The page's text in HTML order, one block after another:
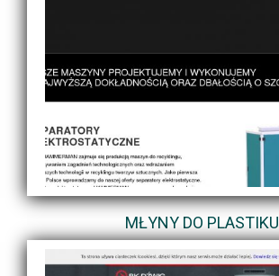
MŁYNY DO PLASTIKU